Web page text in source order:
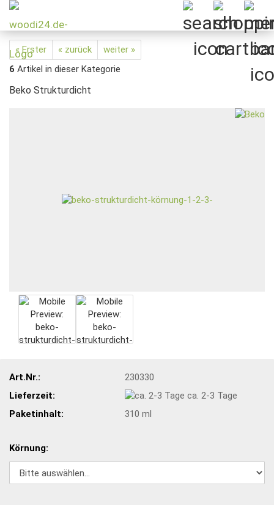
« Erster « zurück
weiter »
6 Artikel in dieser Kategorie
Beko Strukturdicht
Art.Nr.:
230330
Lieferzeit:
ca. 2-3 Tage
Paketinhalt:
310 ml
Körnung: